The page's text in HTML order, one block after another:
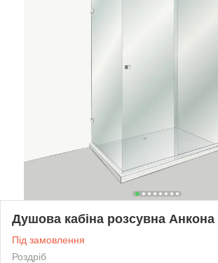
Душова кабіна розсувна Анкона
Під замовлення
Роздріб